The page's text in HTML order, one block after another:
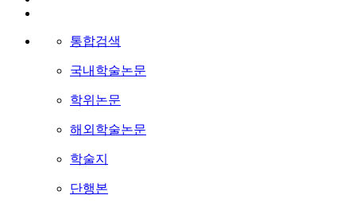
통합검색
국내학술논문
학위논문
해외학술논문
학술지
단행본